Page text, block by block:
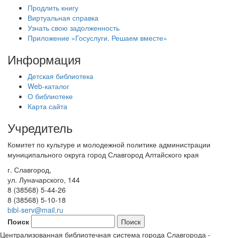
Продлить книгу
Виртуальная справка
Узнать свою задолженность
Приложение «Госуслуги. Решаем вместе»
Информация
Детская библиотека
Web-каталог
О библиотеке
Карта сайта
Учредитель
Комитет по культуре и молодежной политике администрации
муниципального округа город Славгород Алтайского края
г. Славгород,
ул. Луначарского, 144
8 (38568) 5-44-26
8 (38568) 5-10-18
bibl-serv@mail.ru
Поиск
Централизованная библиотечная система города Славгорода -